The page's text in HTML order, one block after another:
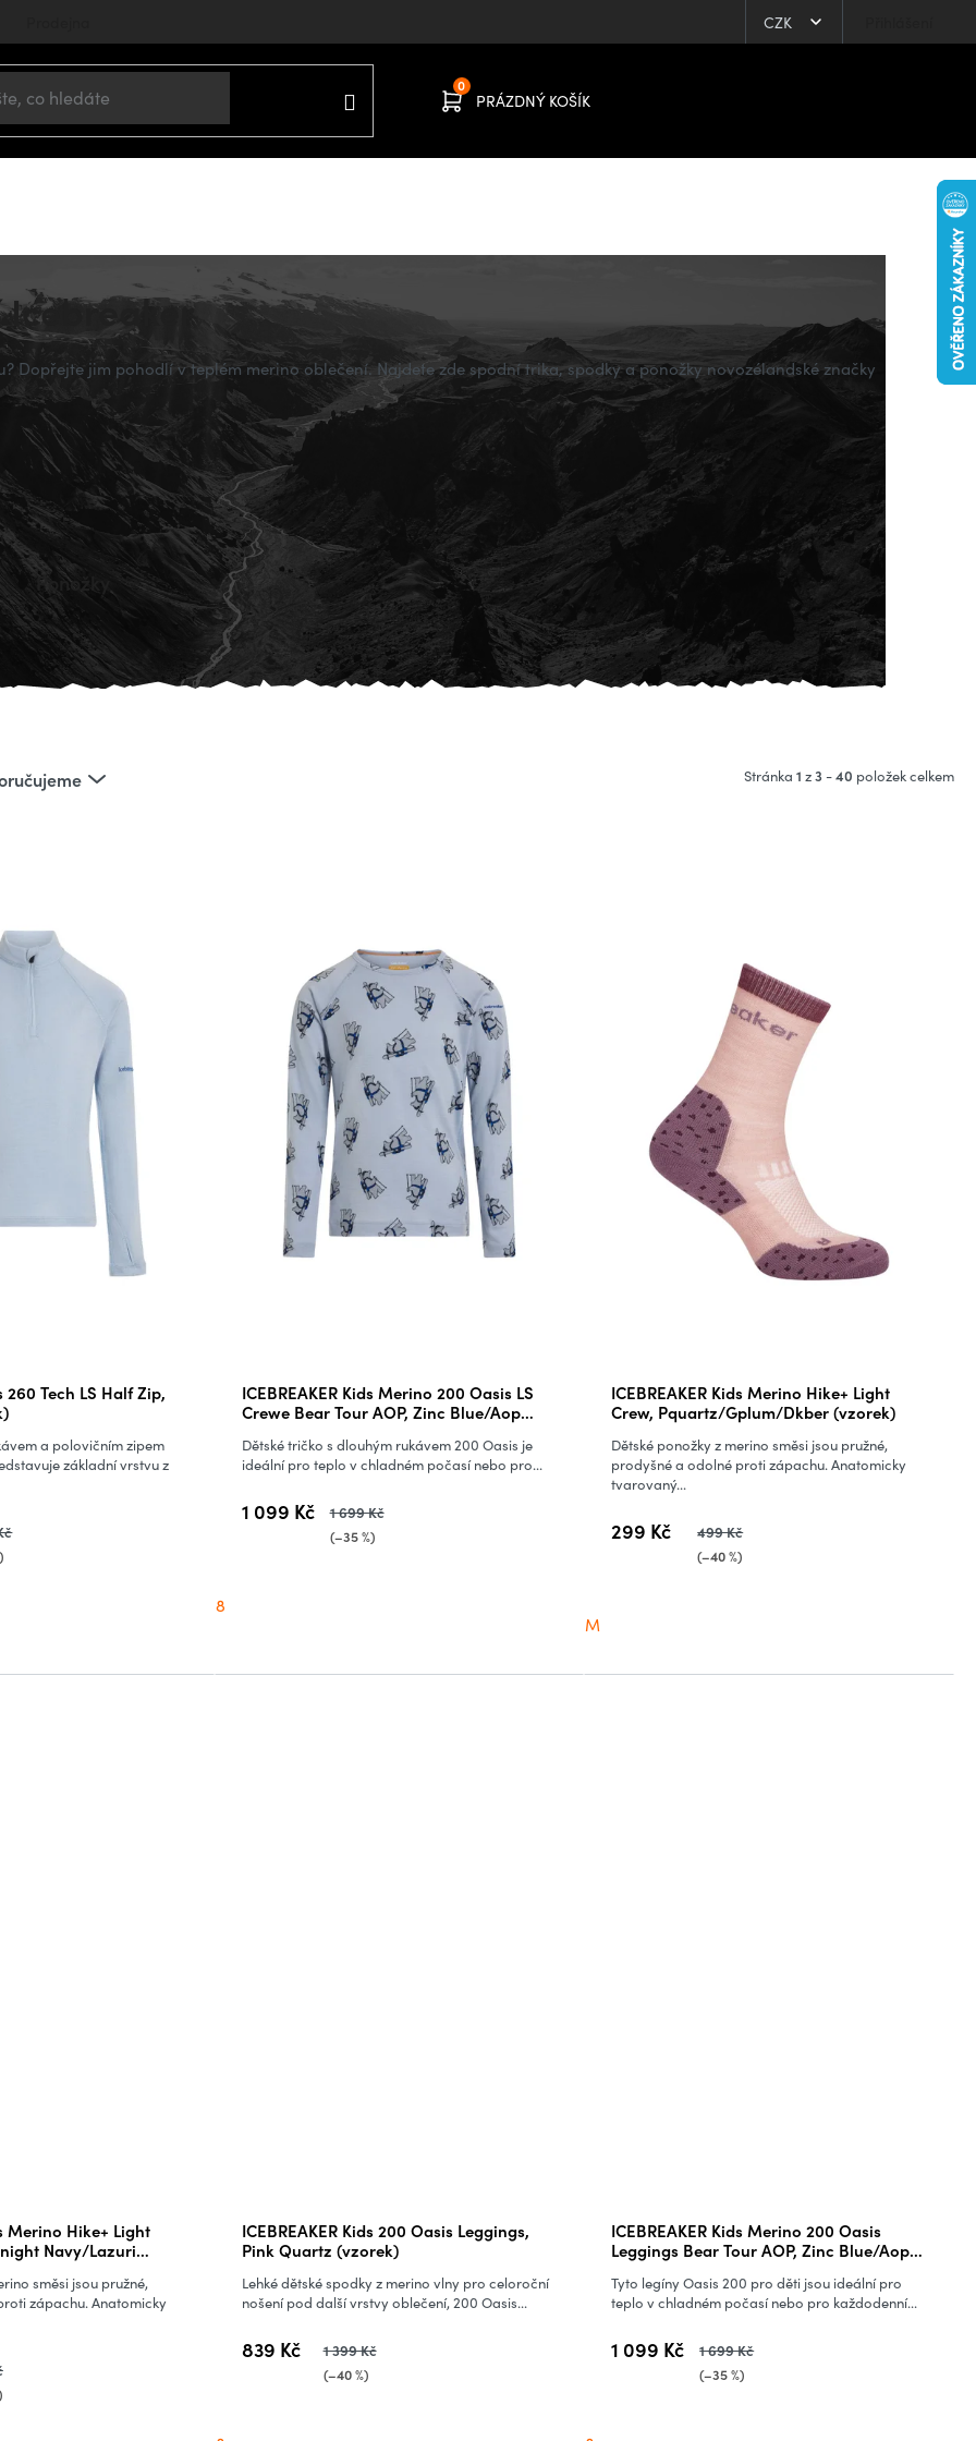
CZK
PRÁZDNÝ KOŠÍK
Icebreaker
Dopřejte jim pohodlí v teplém merino oblečení. Najdete zde spodní trika, spodky a ponožky novozélandské značky
Ponožky
Stránka 1 z3 -40 položek celkem
260 Tech LS Half Zip,
a polovičním zipem
základní vrstvu z
ICEBREAKER Kids Merino 200 Oasis LS
Crewe Bear Tour AOP, Zinc Blue/Aop
1 099 Kč 1 699 Kč
(–35 %)
Dětské tričko s dlouhým rukávem 200 Oasis je
ideální pro teplo v chladném počasí nebo pro...
8
ICEBREAKER Kids Merino Hike+ Light
Crew, Pquartz/Gplum/Dkber (vzorek)
299 Kč 499 Kč
(–40 %)
Dětské ponožky z merino směsi jsou pružné,
prodyšné a odolné proti zápachu. Anatomicky
tvarovaný...
M
Merino Hike+ Light
Navy/Lazuri
směsi jsou pružné,
zápachu. Anatomicky
ICEBREAKER Kids 200 Oasis Leggings,
Pink Quartz (vzorek)
839 Kč 1 399 Kč
(–40 %)
Lehké dětské spodky z merino vlny pro celoroční
nošení pod další vrstvy oblečení, 200 Oasis...
ICEBREAKER Kids Merino 200 Oasis
Leggings Bear Tour AOP, Zinc Blue/Aop
1 099 Kč 1 699 Kč
(–35 %)
Tyto legíny Oasis 200 pro děti jsou ideální pro
teplo v chladném počasí nebo pro každodenní...